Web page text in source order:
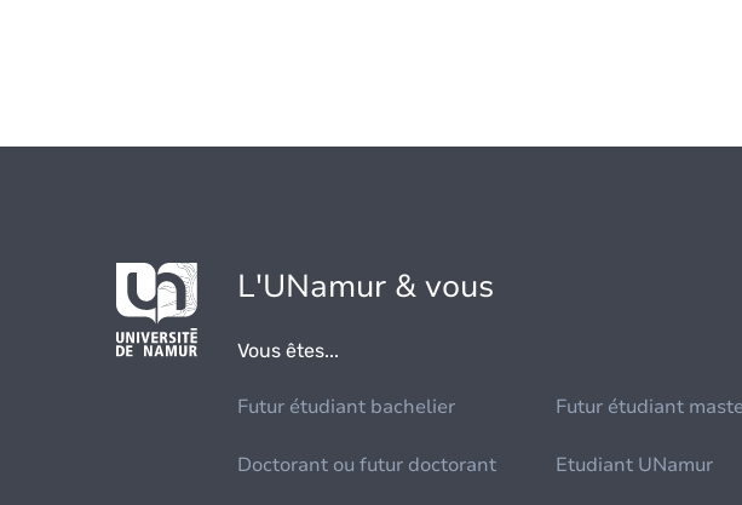
L'UNamur & vous
Vous êtes...
Futur étudiant bachelier Futur étudiant
Doctorant ou futur doctorant Etudiant UNamur